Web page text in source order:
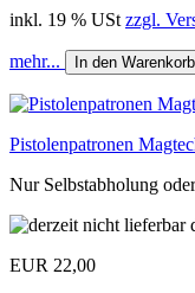
inkl. 19 % USt zzgl.
mehr... In den Warenkorb
Pistolenpatronen
Nur Selbstabholung
EUR 22,00